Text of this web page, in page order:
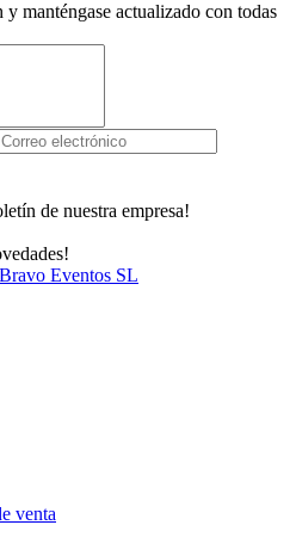
y manténgase actualizado con todas
de nuestra empresa!
venta